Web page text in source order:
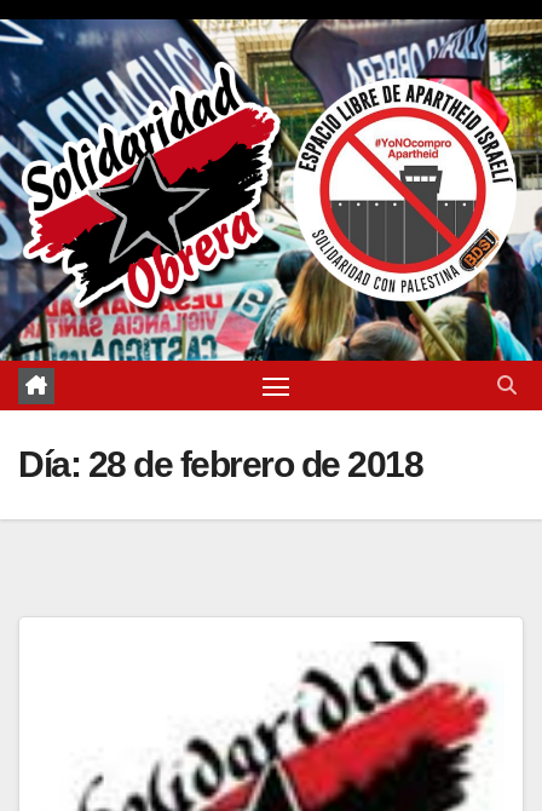
Saltar
contenido
Día: 28 de febrero de 2018